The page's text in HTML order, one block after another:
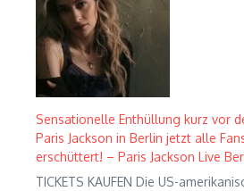
Sensationelle Enthüllung kurz vor
Paris Jackson in Berlin jetzt alle
erschüttert! – Paris Jackson Live
TICKETS KAUFEN Die US-